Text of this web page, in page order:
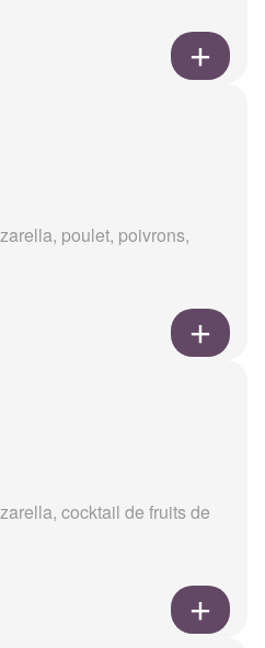
poulet, poivrons,
cocktail de fruits de